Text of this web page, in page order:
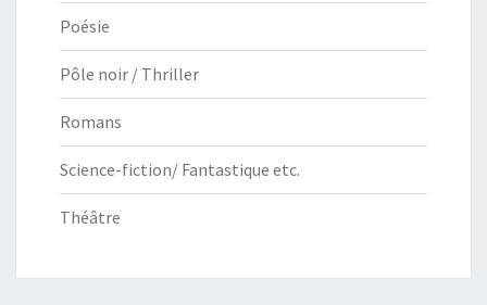
Poésie
Pôle noir / Thriller
Romans
Science-fiction/ Fantastique etc.
Théâtre